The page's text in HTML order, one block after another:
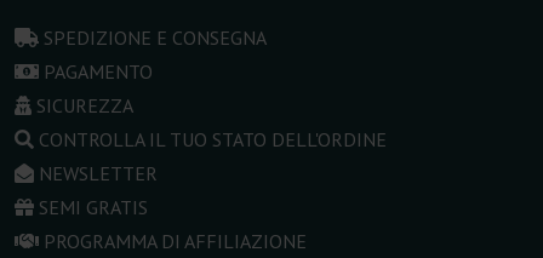
SPEDIZIONE E CONSEGNA
PAGAMENTO
SICUREZZA
CONTROLLA IL TUO STATO DELL'ORDINE
NEWSLETTER
SEMI GRATIS
PROGRAMMA DI AFFILIAZIONE